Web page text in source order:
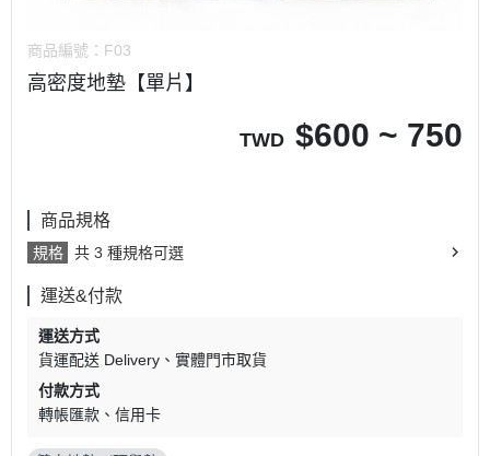
商品編號： F03
高密度地墊【單片】
TWD $600 ~ 750
商品規格
規格 共 3 種規格可選
運送&付款
運送方式
貨運配送 Delivery
實體門市取貨
付款方式
轉帳匯款
信用卡